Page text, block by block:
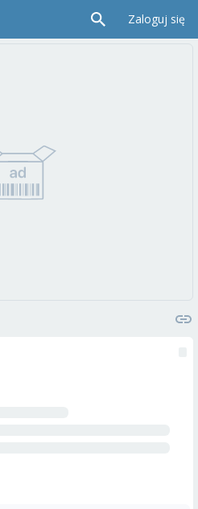
Zaloguj się